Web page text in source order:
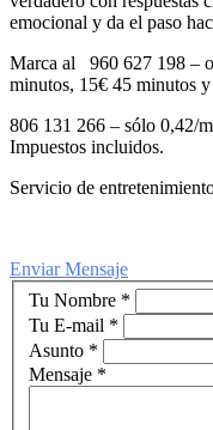
emocional y da el paso
Marca al 960 627 198 –
minutos, 15€ 45 minutos
806 131 266 – sólo 0,42/
Impuestos incluidos.
Servicio de
Enviar Mensaje
Tu Nombre *
Tu E-mail *
Asunto *
Mensaje *